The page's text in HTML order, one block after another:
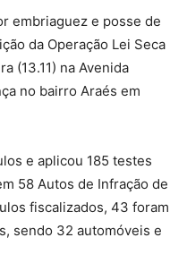
embriaguez e posse de
da Operação Lei Seca
(13.11) na Avenida
no bairro Araés em
e aplicou 185 testes
58 Autos de Infração de
fiscalizados, 43 foram
sendo 32 automóveis e